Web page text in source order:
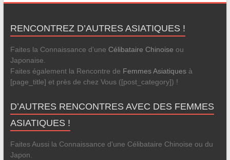
RENCONTREZ D’AUTRES ASIATIQUES !
Faites la Connaissance d'une Célibataire Chinoise ou
Japonaise.
Faites également la Rencontre de Femmes Asiatiquesà
[page_title] et près de chez Vous ([post_category]) !
D’AUTRES RENCONTRES AVEC DES FEMMES
ASIATIQUES !
Faites Aussi la Connaissance d'une Célibataire Chinoise ou du
Japon.